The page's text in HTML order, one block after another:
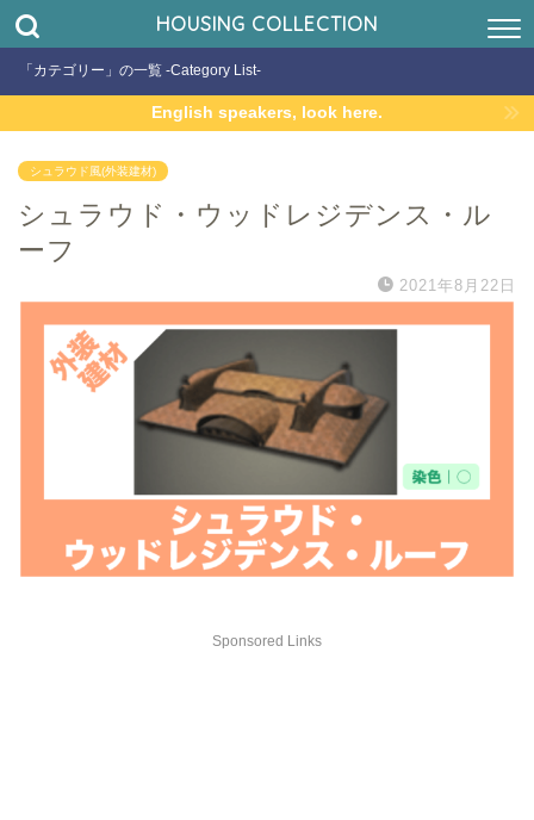
HOUSING COLLECTION
「カテゴリー」の一覧 -Category List-
English speakers, look here.
シュラウド風(外装建材)
シュラウド・ウッドレジデンス・ル
ーフ
2021年8月22日
Sponsored Links